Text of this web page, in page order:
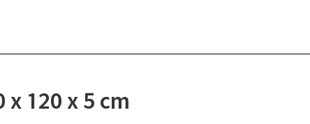
x 120 x 5 cm